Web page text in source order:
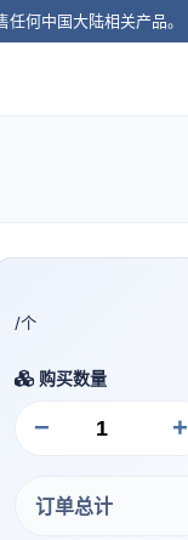
何中国大陆相关产品。
/个
购买数量
− +
订单总计